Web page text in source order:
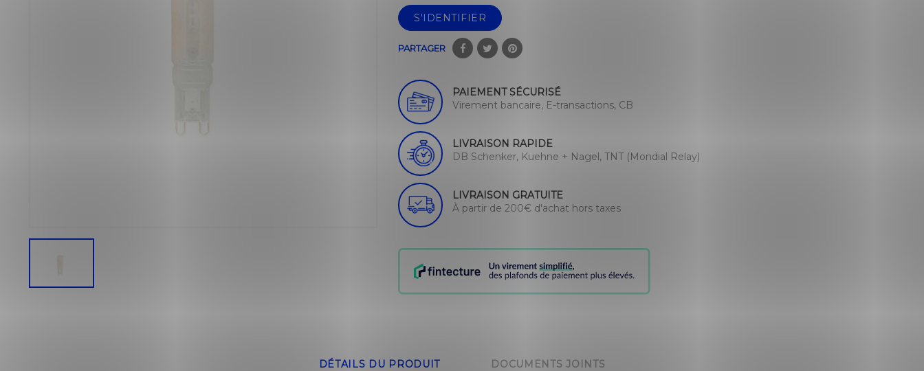
S'IDENTIFIER
PARTAGER
PAIEMENT SÉCURISÉ
Virement bancaire, E-transactions, CB
LIVRAISON RAPIDE
DB Schenker, Kuehne + Nagel, TNT (Mondial Relay)
LIVRAISON GRATUITE
À partir de 200€ d'achat hors taxes
DÉTAILS DU PRODUIT DOCUMENTS JOINTS